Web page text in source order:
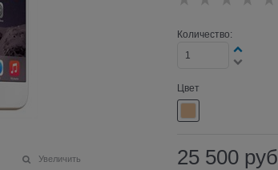
Увеличить
Количество:
Цвет
25 500 руб